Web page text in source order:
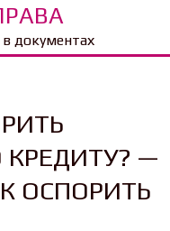
документах
—
ОСПОРИТЬ